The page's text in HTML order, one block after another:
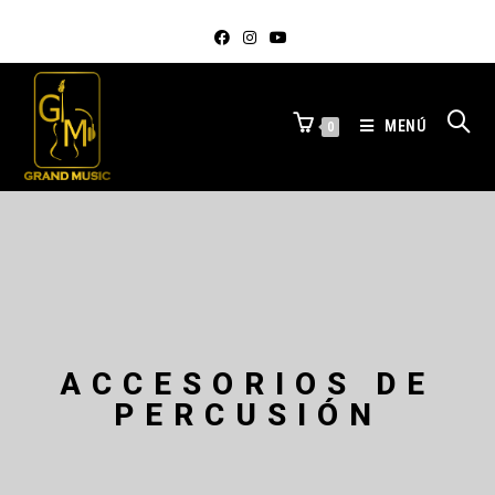
0 MENÚ
ACCESORIOS DE
PERCUSIÓN